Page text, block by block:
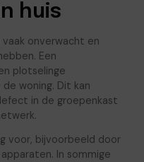
huis
onverwacht en
Een
plotselinge
woning. Dit kan
in de groepenkast
voor, bijvoorbeeld door
In sommige